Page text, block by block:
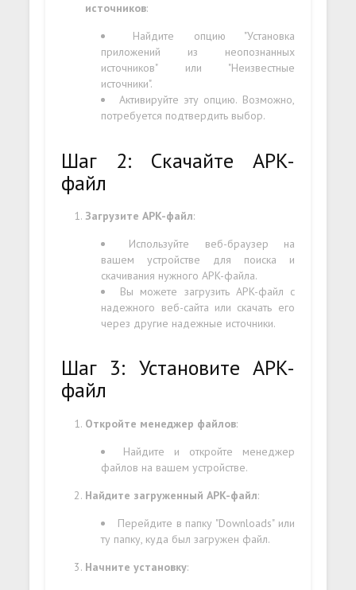
источников:
Найдите опцию "Установка
приложений из неопознанных
источников" или "Неизвестные
источники".
Активируйте эту опцию. Возможно,
потребуется подтвердить выбор.
Шаг 2: Скачайте APK-
файл
Загрузите APK-файл:
Используйте веб-браузер на
вашем устройстве для поиска и
скачивания нужного APK-файла.
Вы можете загрузить APK-файл с
надежного веб-сайта или скачать его
через другие надежные источники.
Шаг 3: Установите APK-
файл
Откройте менеджер файлов:
Найдите и откройте менеджер
файлов на вашем устройстве.
Найдите загруженный APK-файл:
Перейдите в папку "Downloads" или
ту папку, куда был загружен файл.
Начните установку: